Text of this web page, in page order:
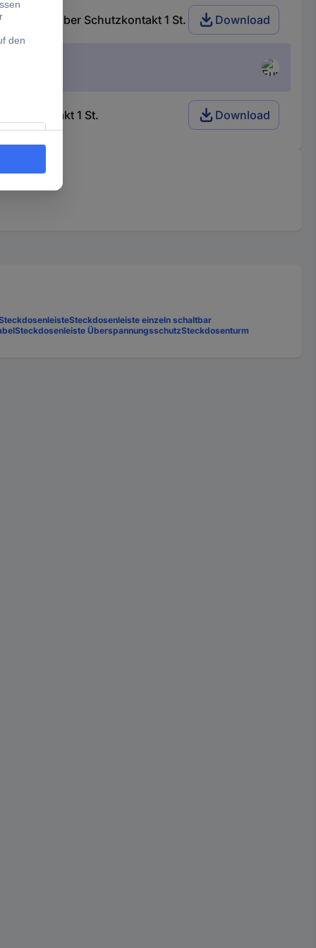
7fach Silber Schutzkontakt 1 St. Download
1 St. Download
Steckdosenleiste einzeln schaltbar
Steckdosenleiste ÜberspannungsschutzSteckdosenturm